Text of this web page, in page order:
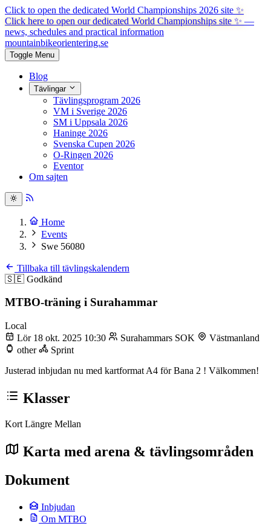
Click to open the dedicated World Championships 2026 site ✨
Click here to open our dedicated World Championships site ✨—
news, schedules and practical information
mountainbikeorientering.se
Toggle Menu
Blog
Tävlingar
Tävlingsprogram 2026
VM i Sverige 2026
SM i Uppsala 2026
Haninge 2026
Svenska Cupen 2026
O-Ringen 2026
Eventor
Om sajten
Home
Events
Swe 56080
Tillbaka till tävlingskalendern
🇸🇪 Godkänd
MTBO-träning i Surahammar
Local
Lör 18 okt. 2025 10:30
Surahammars SOK
Västmanland
other
Sprint
Justerad inbjudan nu med kartformat A4 för Bana 2 ! Välkommen!
Klasser
Kort Längre Mellan
Karta med arena & tävlingsområden
Dokument
Inbjudan
Om MTBO